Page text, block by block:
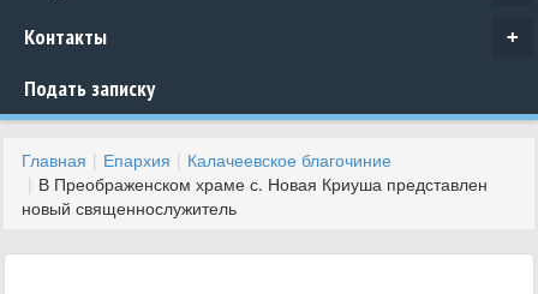
+
Контакты
Подать записку
Главная Епархия
Калачеевское благочиние
В Преображенском храме с. Новая Криуша представлен
новый священнослужитель